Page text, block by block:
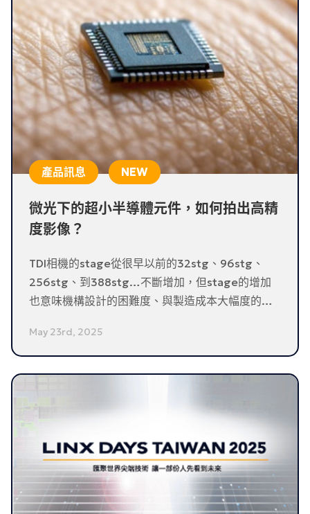
產品訊息
微光下的超小半導體元件，如何拍出高精
度影像？
TDI相機的stage從很早以前的32stg、96stg、
256stg、到388stg…不斷增加，但stage的增加
也意味機構設計的困難度、與製造成本大幅度的提
著加強。筆者初入機器視覺行業，第一台玩的就是
TDI相機，至今玩了TDI相機將近二十個年頭，深感
增加stage來提升相機的感光能力是一個雙面刃；高
DALSA現在的TDI相機從上一代的256stg改成
128stg，並改以BSI感光元件維持感光能力的更新深
表肯定！
May 23rd, 2025